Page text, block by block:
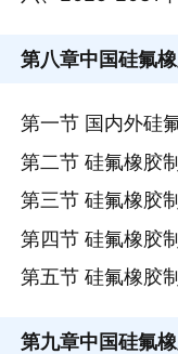
第八章中国硅氟
第一节 国内外硅
第二节 硅氟橡胶
第三节 硅氟橡胶
第四节 硅氟橡胶
第五节 硅氟橡胶
第九章中国硅氟